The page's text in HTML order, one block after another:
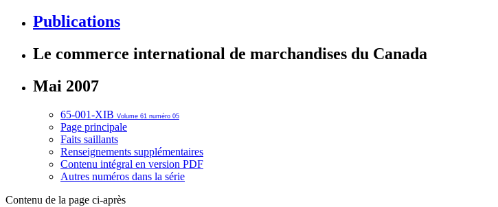
Publications
Le commerce international de marchandises du Canada
Mai 2007
65-001-XIB Volume 61 numéro 05
Page principale
Faits saillants
Renseignements supplémentaires
Contenu intégral en version PDF
Autres numéros dans la série
Contenu de la page ci-après